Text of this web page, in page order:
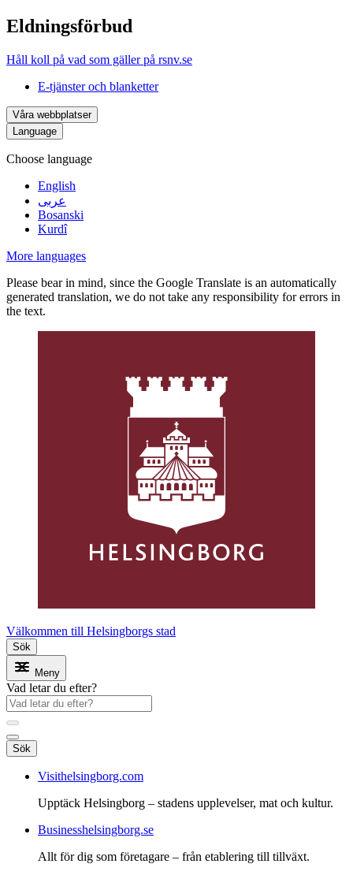
Eldningsförbud
Håll koll på vad som gäller på rsnv.se
E-tjänster och blanketter
Våra webbplatser
Language
Choose language
English
عربى
Bosanski
Kurdî
More languages
Please bear in mind, since the Google Translate is an automatically
generated translation, we do not take any responsibility for errors in
the text.
Välkommen till Helsingborgs stad
Sök
Meny
Vad letar du efter?
Sök
Visithelsingborg.com
Upptäck Helsingborg – stadens upplevelser, mat och kultur.
Businesshelsingborg.se
Allt för dig som företagare – från etablering till tillväxt.